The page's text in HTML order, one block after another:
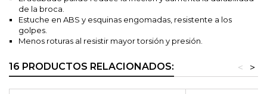
de la broca.
Estuche en ABS y esquinas engomadas, resistente a los
golpes.
Menos roturas al resistir mayor torsión y presión.
16 PRODUCTOS RELACIONADOS: >
<